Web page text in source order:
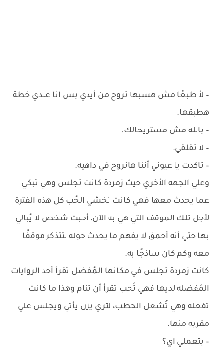
– لأ طبعًا مش هسبها تروح من أيدي بس انا عندي خطة
هطبقها.
– ‏بالله مش مستريحالك.
– ‏لا تقلقي.
– ‏تاكدت يا عيوني أننا هانروح في داهيه.
وعلي الجهه الأخري حيث زمردة كانت تجلس وهي تبكي
عما يحدث معها فهي كانت تخشي الحُب كل هذه الفترة
لأجل تلك الموقف التي هي به الآن، أحبت شخص لا يُبالي
بها حتي أنه أحمق لا يفهم ما يحدث حوله لتتذكر موقفًا
معه وكم كان ساذجًا به.
كانت زمردة تجلس في مكانها المُفضل تقرأ أحد الروايات
المُفضله لديها فهي تُحب تقرأ أن تنام وهذا ما كانت
تفعله وهي تُشعل الحطب، لتري يزن يأتي ويجلس علي
مقربه منها.
– بتعملي اي؟